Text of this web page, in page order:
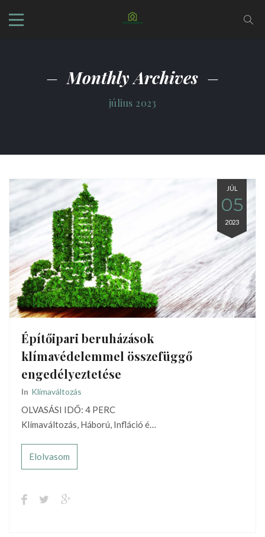
Monthly Archives
július 2023
JÚL
05
2023
Építőipari beruházások
klímavédelemmel összefüggő
engedélyeztetése
In Klímaváltozás
OLVASÁSI IDŐ: 4 PERC
Klímaváltozás, Háború, Infláció é…
Elolvasom